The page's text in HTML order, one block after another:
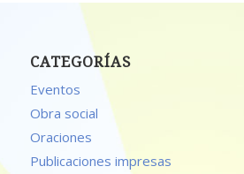
CATEGORÍAS
Eventos
Obra social
Oraciones
Publicaciones impresas